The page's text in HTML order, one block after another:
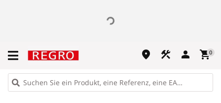
place construction person shopping_cart0